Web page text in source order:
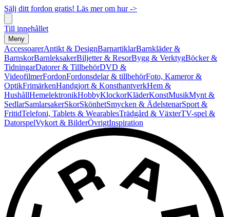
Sälj ditt fordon gratis! Läs mer om hur ->
Till innehållet
Meny
AccessoarerAntikt & DesignBarnartiklarBarnkläder &
BarnskorBarnleksakerBiljetter & ResorBygg & VerktygBöcker &
TidningarDatorer & TillbehörDVD &
VideofilmerFordonFordonsdelar & tillbehörFoto, Kameror &
OptikFrimärkenHandgjort & KonsthantverkHem &
HushållHemelektronikHobbyKlockorKläderKonstMusikMynt &
SedlarSamlarsakerSkorSkönhetSmycken & ÄdelstenarSport &
FritidTelefoni, Tablets & WearablesTrädgård & VäxterTV-spel &
DatorspelVykort & BilderÖvrigtInspiration